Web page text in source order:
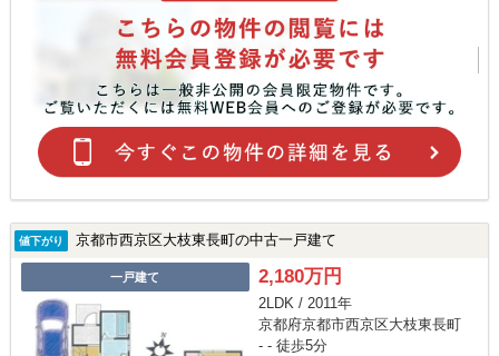
値下がり 京都市西京区大枝東長町の中古一戸建て
一戸建て 2,180万円
2LDK / 2011年
京都府京都市西京区大枝東長町
- - 徒歩5分